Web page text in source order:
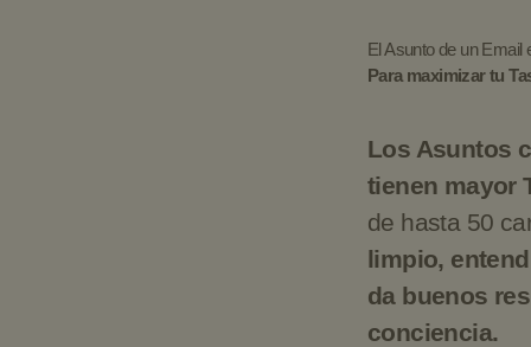
El Asunto de un
Para maximizar tu
Los Asuntos
tienen mayor
de hasta 50
limpio,
da buenos
conciencia.